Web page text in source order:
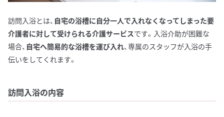
訪問入浴とは、 自宅の浴槽に自分一人で入れなくなってしまった要
介護者に対して受けられる介護サービスです。入浴介助が困難な
場合、 自宅へ簡易的な浴槽を運び入れ、専属のスタッフが入浴の手
伝いをしてくれます。
訪問入浴の内容